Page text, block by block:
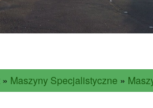
» Maszyny Specjalistyczne »